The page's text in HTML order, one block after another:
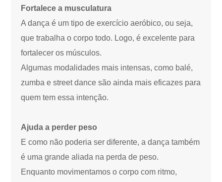
Fortalece a musculatura
A dança é um tipo de exercício aeróbico, ou seja,
que trabalha o corpo todo. Logo, é excelente para
fortalecer os músculos.
Algumas modalidades mais intensas, como balé,
zumba e street dance são ainda mais eficazes para
quem tem essa intenção.
Ajuda a perder peso
E como não poderia ser diferente, a dança também
é uma grande aliada na perda de peso.
Enquanto movimentamos o corpo com ritmo,